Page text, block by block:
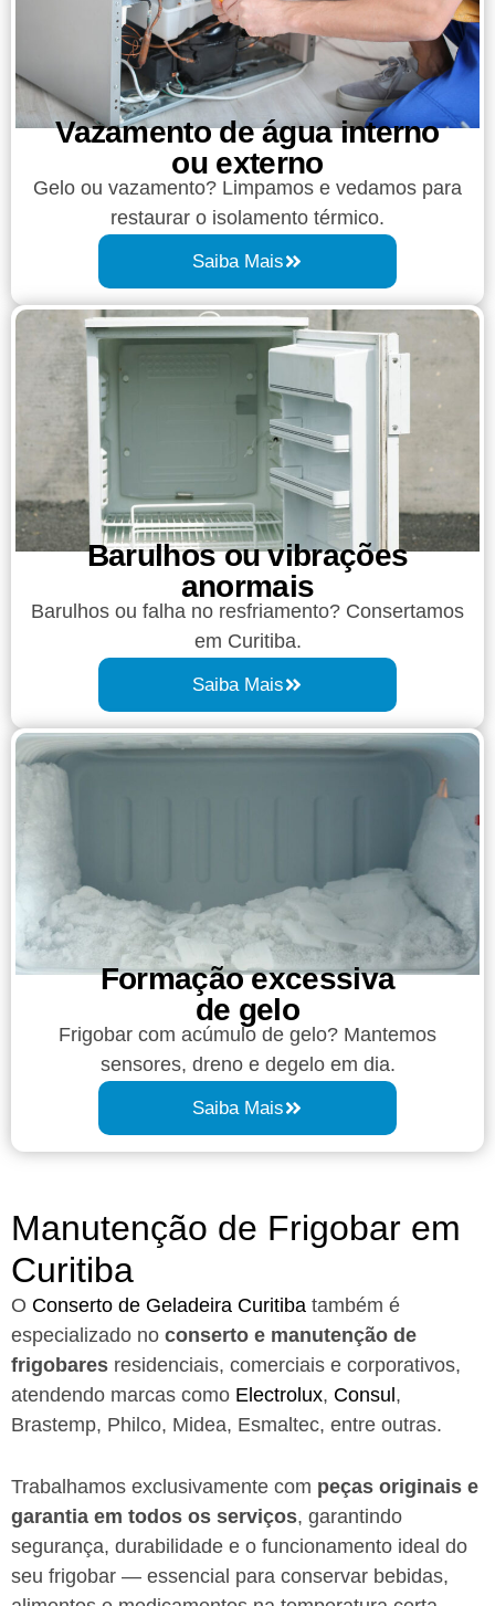
Vazamento de água interno
ou externo
Gelo ou vazamento? Limpamos e vedamos para
restaurar o isolamento térmico.
Saiba Mais
Barulhos ou vibrações
anormais
Barulhos ou falha no resfriamento? Consertamos
em Curitiba.
Saiba Mais
Formação excessiva
de gelo​
Frigobar com acúmulo de gelo? Mantemos
sensores, dreno e degelo em dia.
Saiba Mais
Manutenção de Frigobar em
Curitiba​
O Conserto de Geladeira Curitiba também é
especializado no conserto e manutenção de
frigobares residenciais, comerciais e corporativos,
atendendo marcas como Electrolux, Consul ,
Brastemp, Philco, Midea, Esmaltec, entre outras.
Trabalhamos exclusivamente com peças originais e
garantia em todos os serviços, garantindo
segurança, durabilidade e o funcionamento ideal do
seu frigobar — essencial para conservar bebidas,